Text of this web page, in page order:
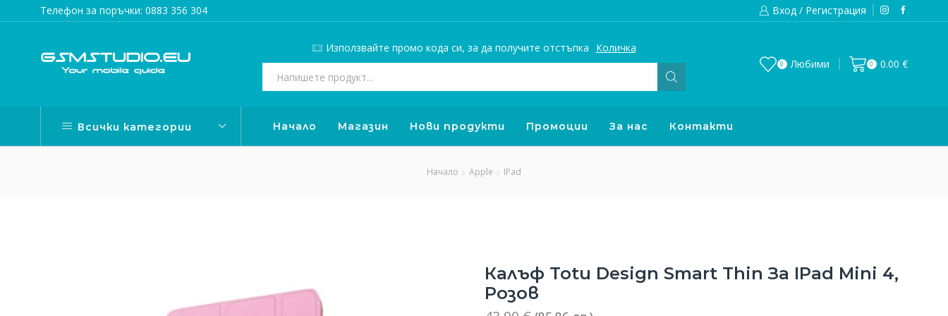
Телефон за поръчки: 0883 356 304 Вход / Регистрация
Използвайте промо кода си, за да получите отстъпка Количка
0 Любими 0 0.00 €
Всички категории Начало Магазин Нови продукти Промоции За нас Контакти
Начало Apple IPad
Калъф Totu Design Smart Thin За IPad Mini 4,
Розов